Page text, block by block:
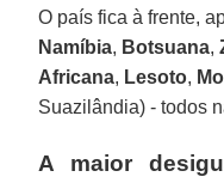
O país fica à frente,
Namíbia, Botsuana,
Africana, Lesoto,
Suazilândia) - todos
A maior